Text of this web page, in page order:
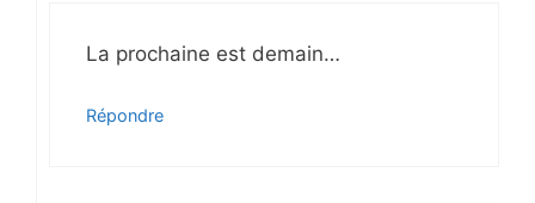
La prochaine est demain…
Répondre